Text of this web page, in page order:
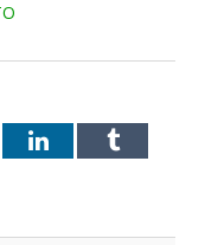
LinkedInTumblr